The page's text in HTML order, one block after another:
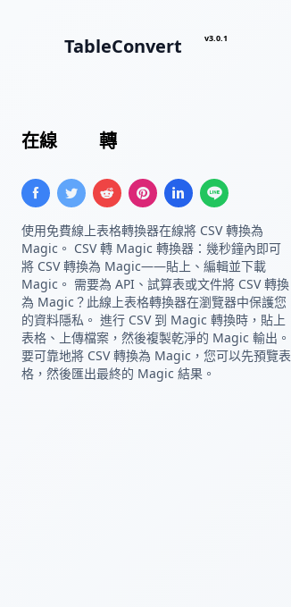
TableConvert v3.0.1
在線 轉
使用免費線上表格轉換器在線將 CSV 轉換為
Magic。 CSV 轉 Magic 轉換器：幾秒鐘內即可
將 CSV 轉換為 Magic——貼上、編輯並下載
Magic。 需要為 API、試算表或文件將 CSV 轉換
為 Magic？此線上表格轉換器在瀏覽器中保護您
的資料隱私。 進行 CSV 到 Magic 轉換時，貼上
表格、上傳檔案，然後複製乾淨的 Magic 輸出。
要可靠地將 CSV 轉換為 Magic，您可以先預覽表
格，然後匯出最終的 Magic 結果。